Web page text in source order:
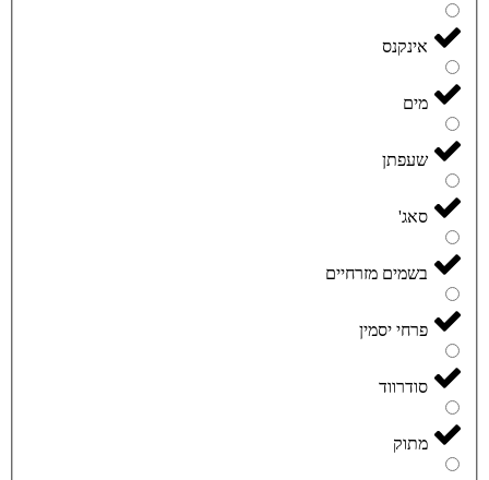
אינקנס
מים
שעפתן
סאג'
בשמים מזרחיים
פרחי יסמין
סודרווד
מתוק